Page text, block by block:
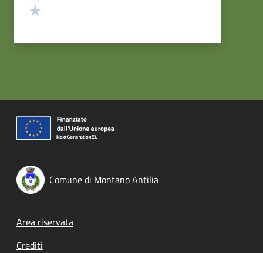
Comune di Montano Antilia
Footer menu
Area riservata
Crediti